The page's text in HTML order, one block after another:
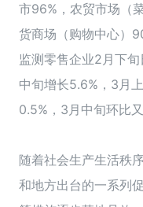
市96%，农贸市场（
货商场（购物中心）
监测零售企业2月下
中旬增长5.6%，3月
0.5%，3月中旬环比又
随着社会生产生活秩
和地方出台的一系列